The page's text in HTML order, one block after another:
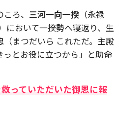
ろ、 三河一向一揆 （永禄
において一揆勢へ寝返り、生
（まつだいら これただ。主殿
とお役に立つから」と助命
っていただいた御恩に報